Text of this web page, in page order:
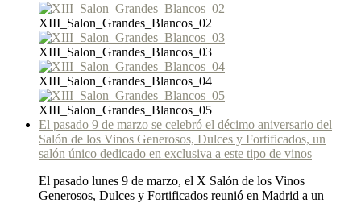
XIII_Salon_Grandes_Blancos_02
XIII_Salon_Grandes_Blancos_03
XIII_Salon_Grandes_Blancos_04
XIII_Salon_Grandes_Blancos_05
El pasado 9 de marzo se celebró el décimo aniversario del
Salón de los Vinos Generosos, Dulces y Fortificados, un
salón único dedicado en exclusiva a este tipo de vinos
El pasado lunes 9 de marzo, el X Salón de los Vinos
Generosos, Dulces y Fortificados reunió en Madrid a un